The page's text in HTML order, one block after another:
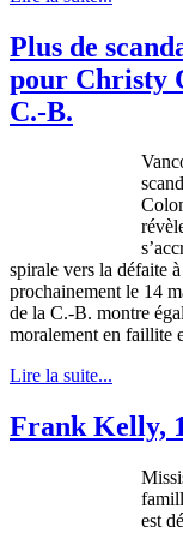
Plus de
pour Christy
C.-B.
spirale vers la défaite à
prochainementle 14
de la C.-B. montre
moralementen faillite
Lire la suite...
Frank Kelly,
est